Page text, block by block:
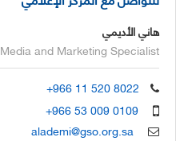
هاني الأديمي
Media and Marketing Specialist
+966 11 520 8022
+966 53 009 0109
alademi@gso.org.sa